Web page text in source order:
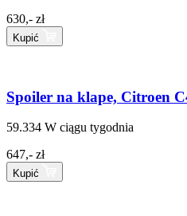
630,- zł
Kupić
Spoiler na klape, Citroen
59.334 W ciągu tygodnia
647,- zł
Kupić